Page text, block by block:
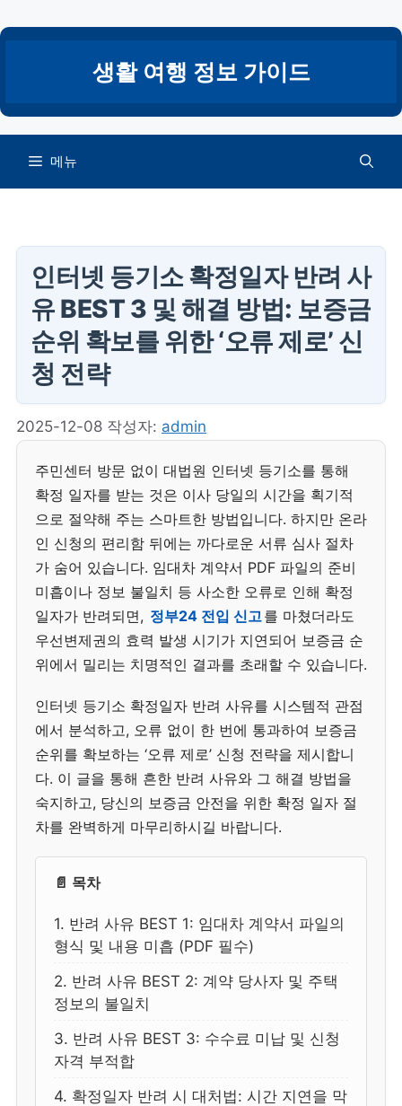
텐
건
너
생활 여행 정보 가이드
메뉴
인터넷 등기소 확정일자 반려 사
유 BEST 3 및 해결 방법: 보증금
순위 확보를 위한 ‘오류 제로’ 신
청 전략
2025-12-08 작성자: admin
주민센터 방문 없이 대법원 인터넷 등기소를 통해
확정 일자를 받는 것은 이사 당일의 시간을 획기적
으로 절약해 주는 스마트한 방법입니다. 하지만 온라
인 신청의 편리함 뒤에는 까다로운 서류 심사 절차
가 숨어 있습니다. 임대차 계약서 PDF 파일의 준비
미흡이나 정보 불일치 등 사소한 오류로 인해 확정
일자가 반려되면, 정부24 전입 신고를 마쳤더라도
우선변제권의 효력 발생 시기가 지연되어 보증금 순
위에서 밀리는 치명적인 결과를 초래할 수 있습니다.
인터넷 등기소 확정일자 반려 사유를 시스템적 관점
에서 분석하고, 오류 없이 한 번에 통과하여 보증금
순위를 확보하는 ‘오류 제로’ 신청 전략을 제시합니
다. 이 글을 통해 흔한 반려 사유와 그 해결 방법을
숙지하고, 당신의 보증금 안전을 위한 확정 일자 절
차를 완벽하게 마무리하시길 바랍니다.
📄 목차
1. 반려 사유 BEST 1: 임대차 계약서 파일의
형식 및 내용 미흡 (PDF 필수)
2. 반려 사유 BEST 2: 계약 당사자 및 주택
정보의 불일치
3. 반려 사유 BEST 3: 수수료 미납 및 신청
자격 부적합
4. 확정일자 반려 시 대처법: 시간 지연을 막